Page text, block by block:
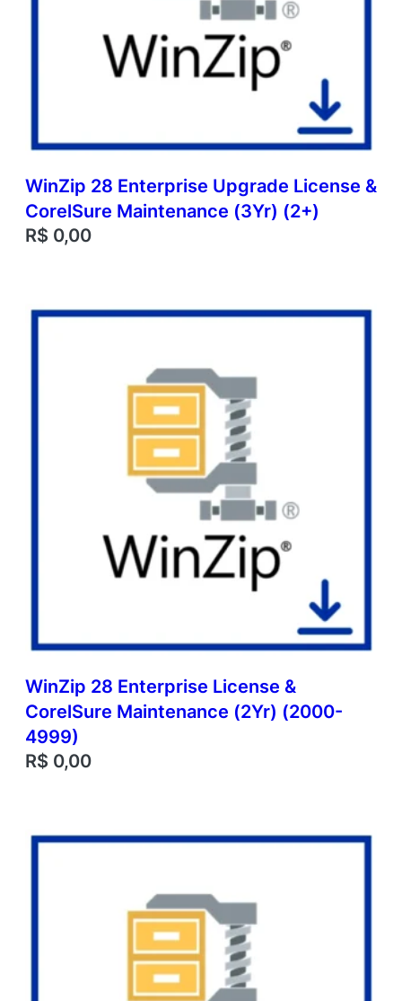
WinZip 28 Enterprise Upgrade License &
CorelSure Maintenance (3Yr) (2+)
R$ 0,00
WinZip 28 Enterprise License &
CorelSure Maintenance (2Yr) (2000-
4999)
R$ 0,00